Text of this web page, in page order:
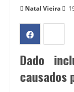
Natal Vieira
Dado
causados